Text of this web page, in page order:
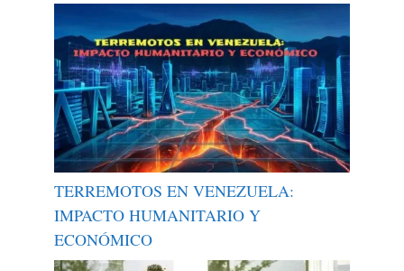
TERREMOTOS EN VENEZUELA:
IMPACTO HUMANITARIO Y
ECONÓMICO